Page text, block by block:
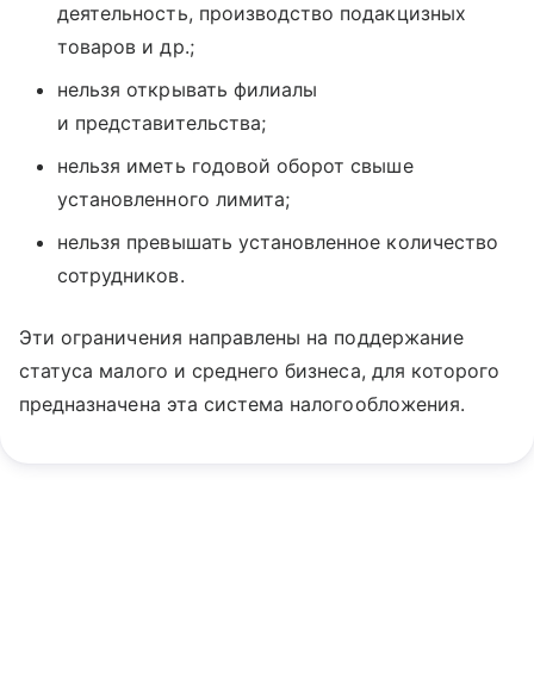
деятельность, производство подакцизных
товаров и др.;
нельзя открывать филиалы
и представительства;
нельзя иметь годовой оборот свыше
установленного лимита;
нельзя превышать установленное количество
сотрудников.
Эти ограничения направлены на поддержание
статуса малого и среднего бизнеса, для которого
предназначена эта система налогообложения.